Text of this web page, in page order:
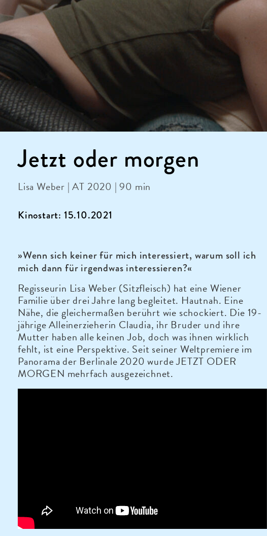
Jetzt oder morgen
Lisa Weber | AT 2020 | 90 min
Kinostart: 15.10.2021
»Wenn sich keiner für mich interessiert, warum soll ich
mich dann für irgendwas interessieren?«
Regisseurin Lisa Weber (Sitzfleisch) hat eine Wiener
Familie über drei Jahre lang begleitet. Hautnah. Eine
Nähe, die gleichermaßen berührt wie schockiert. Die 19-
jährige Alleinerzieherin Claudia, ihr Bruder und ihre
Mutter haben alle keinen Job, doch was ihnen wirklich
fehlt, ist eine Perspektive. Seit seiner Weltpremiere im
Panorama der Berlinale 2020 wurde JETZT ODER
MORGEN mehrfach ausgezeichnet.